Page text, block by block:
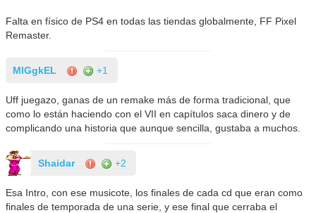
Falta en físico de PS4 en todas las tiendas globalmente, FF Pixel
Remaster.
MIGgkEL +1
Uff juegazo, ganas de un remake más de forma tradicional, que
como lo están haciendo con el VII en capítulos saca dinero y de
complicando una historia que aunque sencilla, gustaba a muchos.
Shaidar +2
Esa Intro, con ese musicote, los finales de cada cd que eran como
finales de temporada de una serie, y ese final que cerraba el